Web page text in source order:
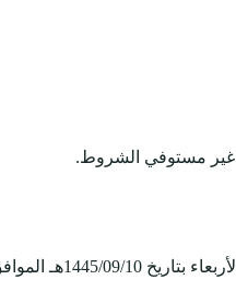
غير مستوفي الشروط.
على الوظائف حتى يتم الإكتفاء بالعدد المطلوب.